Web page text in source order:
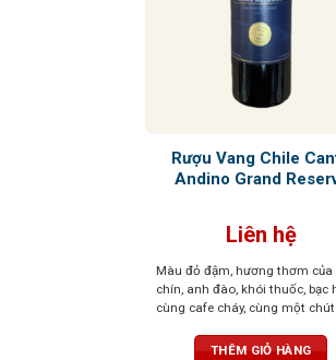
Rượu Vang Chile
Andino Grand
Liên hệ
Màu đỏ đậm, hương thơm của
chín, anh đào, khói thuốc, bạc
cùng cafe cháy, cùng một
THÊM GIỎ HÀNG